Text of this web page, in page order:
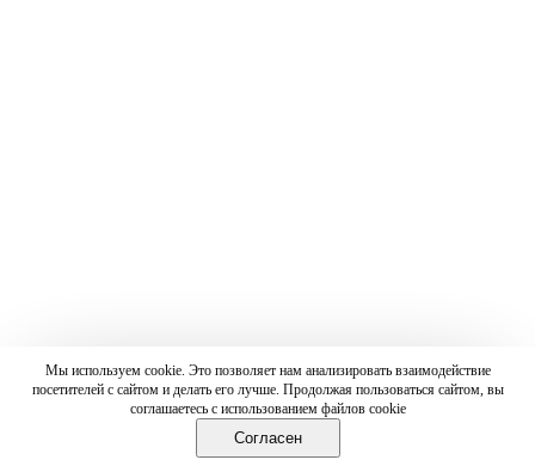
Мы используем cookie. Это позволяет нам анализировать взаимодействие
посетителей с сайтом и делать его лучше. Продолжая пользоваться сайтом, вы
соглашаетесь с использованием файлов cookie
Согласен